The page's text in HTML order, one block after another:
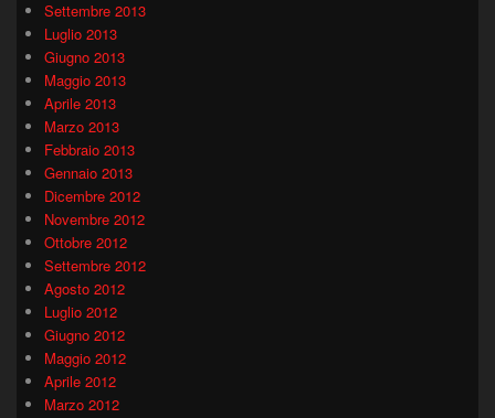
Settembre 2013
Luglio 2013
Giugno 2013
Maggio 2013
Aprile 2013
Marzo 2013
Febbraio 2013
Gennaio 2013
Dicembre 2012
Novembre 2012
Ottobre 2012
Settembre 2012
Agosto 2012
Luglio 2012
Giugno 2012
Maggio 2012
Aprile 2012
Marzo 2012